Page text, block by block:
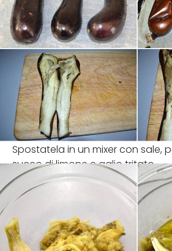
Spostatela in un mixer con sale,
succo di limone e aglio tritato.